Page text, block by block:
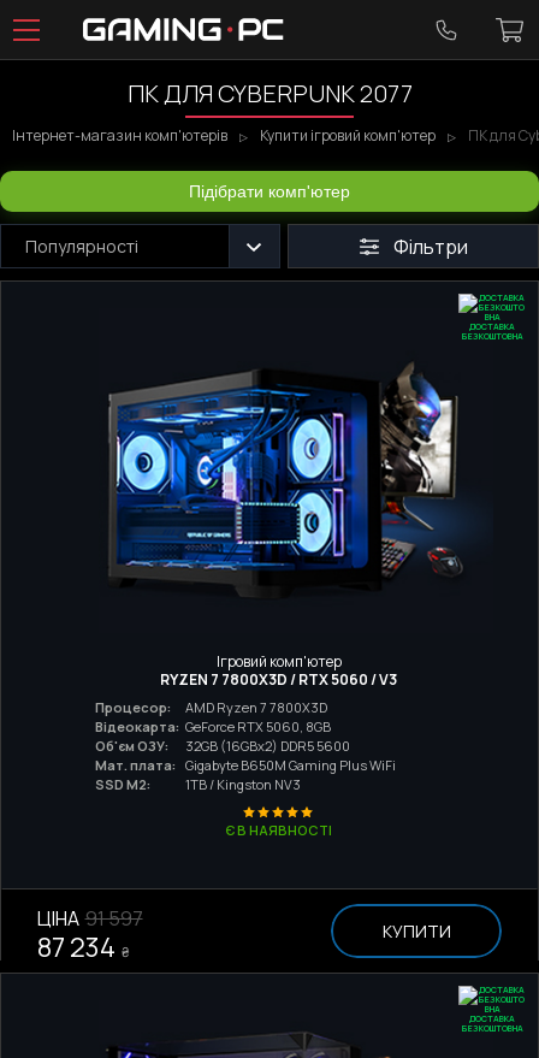
ПК ДЛЯ CYBERPUNK 2077
Інтернет-магазин комп'ютерів Купити ігровий комп'ютер ПК для
Підібрати комп'ютер
Популярності Фільтри
ДОСТАВКА
БЕЗКОШТОВНА
Ігровий комп'ютер
RYZEN 7 7800X3D / RTX 5060 / V3
Процесор:
AMD Ryzen 7 7800X3D
Відеокарта: GeForce RTX 5060, 8GB
Об'єм ОЗУ:
32GB (16GBx2) DDR5 5600
Мат. плата:
Gigabyte B650M Gaming Plus WiFi
SSD M2:
1TB / Kingston NV3
Є В НАЯВНОСТІ
ЦІНА 91 597
87 234 ₴
КУПИТИ
ДОСТАВКА
БЕЗКОШТОВНА